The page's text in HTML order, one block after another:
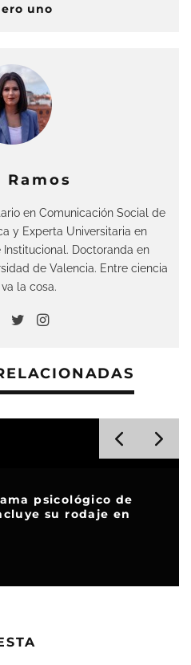
uno
Ramos
en Comunicación Social de
y Experta Universitaria en
Doctoranda en
de Valencia. Entre ciencia
la cosa.
psicológico de
su rodaje en